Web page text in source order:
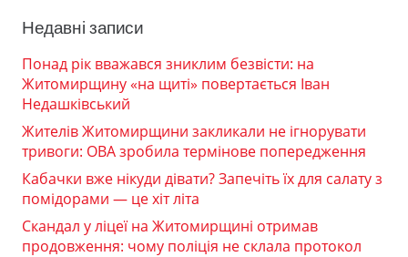
Недавні записи
Понад рік вважався зниклим безвісти: на
Житомирщину «на щиті» повертається Іван
Недашківський
Жителів Житомирщини закликали не ігнорувати
тривоги: ОВА зробила термінове попередження
Кабачки вже нікуди дівати? Запечіть їх для салату з
помідорами — це хіт літа
Скандал у ліцеї на Житомирщині отримав
продовження: чому поліція не склала протокол